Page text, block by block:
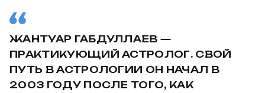
ЖАНТУАР ГАБДУЛЛАЕВ —
ПРАКТИКУЮЩИЙ АСТРОЛОГ. СВОЙ
ПУТЬ В АСТРОЛОГИИ ОН НАЧАЛ В
2003 ГОДУ ПОСЛЕ ТОГО, КАК